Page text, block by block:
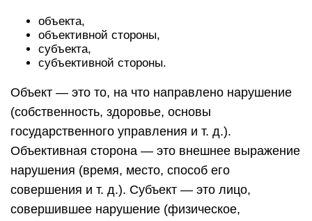
объекта,
объективной стороны,
субъекта,
субъективной стороны.
Объект — это то, на что направлено нарушение
(собственность, здоровье, основы
государственного управления и т. д.).
Объективная сторона — это внешнее выражение
нарушения (время, место, способ его
совершения и т. д.). Субъект — это лицо,
совершившее нарушение (физическое,